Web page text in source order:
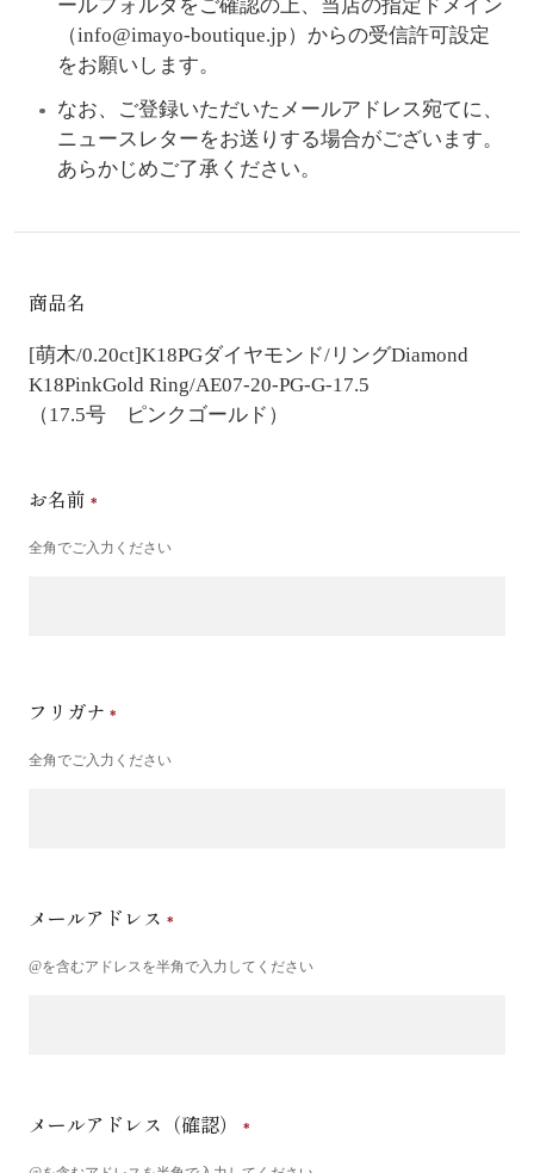
ールフォルダをご確認の上、当店の指定ドメイン
（info@imayo-boutique.jp）からの受信許可設定
をお願いします。
なお、ご登録いただいたメールアドレス宛てに、
ニュースレターをお送りする場合がございます。
あらかじめご了承ください。
商品名
[萌木/0.20ct]K18PGダイヤモンド/リングDiamond
K18PinkGold Ring/AE07-20-PG-G-17.5
（17.5号 ピンクゴールド）
お名前
全角でご入力ください
フリガナ
全角でご入力ください
メールアドレス
@を含むアドレスを半角で入力してください
メールアドレス（確認）